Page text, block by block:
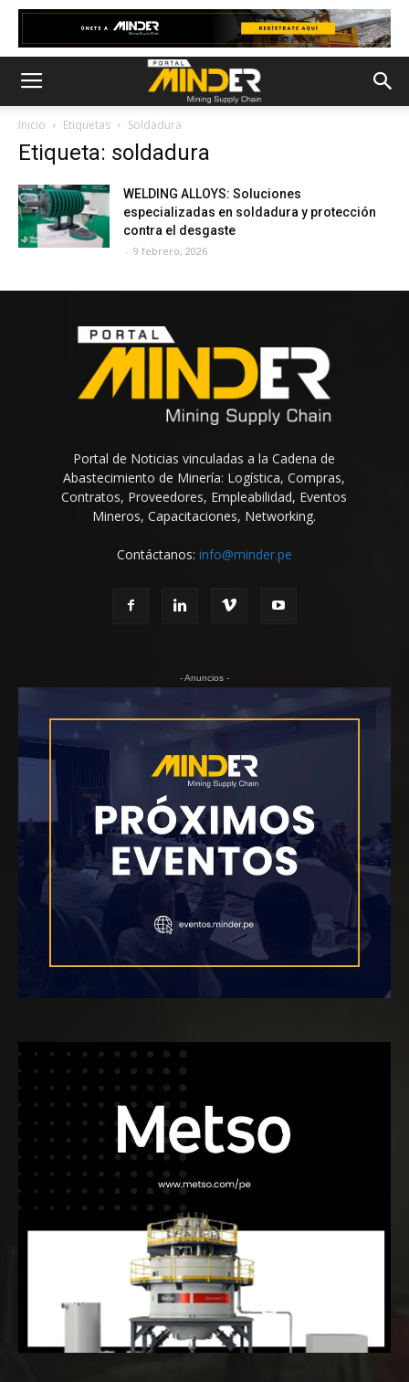
Inicio Etiquetas Soldadura
Etiqueta: soldadura
WELDING ALLOYS: Soluciones
especializadas en soldadura y protección
contra el desgaste
- 9 febrero, 2026
Portal de Noticias vinculadas a la Cadena de
Abastecimiento de Minería: Logística, Compras,
Contratos, Proveedores, Empleabilidad, Eventos
Mineros, Capacitaciones, Networking.
Contáctanos: info@minder.pe
- Anuncios -